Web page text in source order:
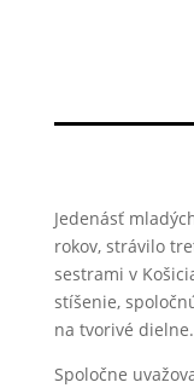
Jedenásť
rokov, strávilo
sestrami v
stíšenie,
na tvorivé dielne.
Spoločne